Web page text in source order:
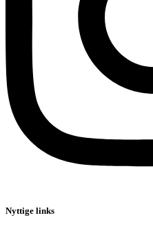
Nyttige links